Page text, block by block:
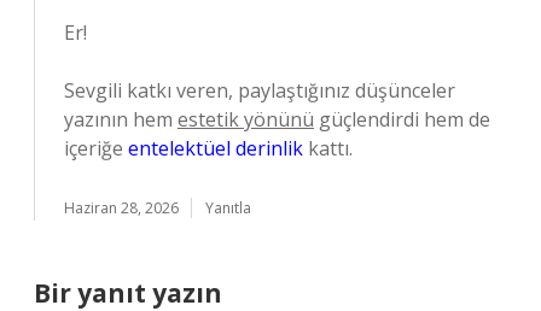
Er!
Sevgili katkı veren, paylaştığınız düşünceler
yazının hem estetik yönünü güçlendirdi hem de
içeriğe entelektüel derinlik kattı.
Haziran 28, 2026 Yanıtla
Bir yanıt yazın